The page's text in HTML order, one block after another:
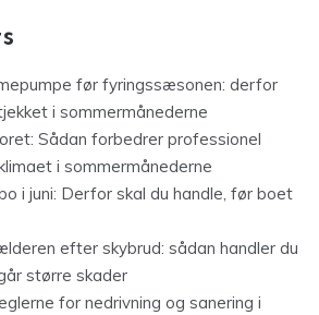
før fyringssæsonen: derfor
i sommermånederne
Sådan forbedrer professionel
i sommermånederne
i juni: Derfor skal du handle, før boet
efter skybrud: sådan handler du
større skader
for nedrivning og sanering i